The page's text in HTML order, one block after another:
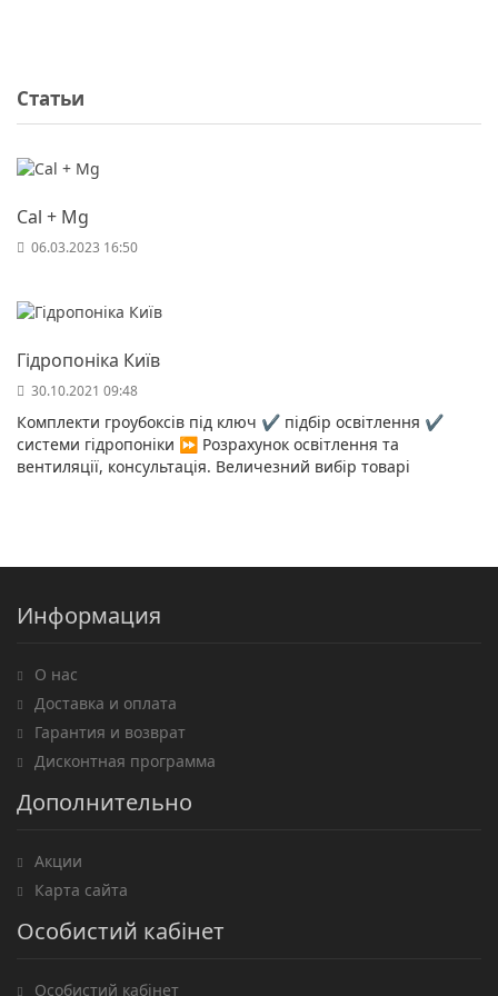
Статьи
Cal + Mg
06.03.2023 16:50
Гідропоніка Київ
30.10.2021 09:48
Комплекти гроубоксів під ключ ✔️ підбір освітлення ✔️
системи гідропоніки ⏩ Розрахунок освітлення та
вентиляції, консультація. Величезний вибір товарі
Информация
О нас
Доставка и оплата
Гарантия и возврат
Дисконтная программа
Дополнительно
Акции
Карта сайта
Особистий кабінет
Особистий кабінет